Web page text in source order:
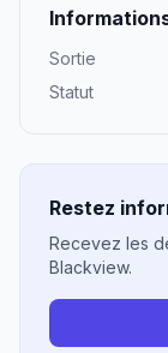
Sortie
Statut
Restez
Recevez les
Blackview.